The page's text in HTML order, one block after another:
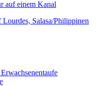
auf einem Kanal
Salasa/Philippinen